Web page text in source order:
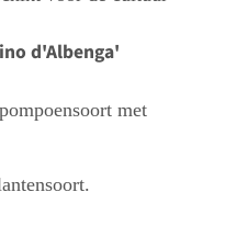
d'Albenga'
met